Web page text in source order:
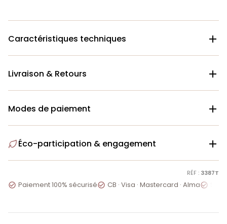
Caractéristiques techniques 
Livraison & Retours 
Modes de paiement 
Éco-participation & engagement 
RÉF : 3387T
 Paiement 100% sécurisé CB · Visa · Mastercard · Alma